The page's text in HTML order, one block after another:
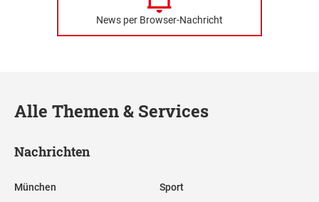
News per Browser-Nachricht
Alle Themen & Services
Nachrichten
München Sport